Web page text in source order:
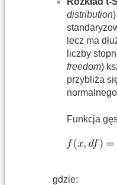
distribution
lecz ma
liczby
freedom)
przybliża
Funkcja
gdzie: